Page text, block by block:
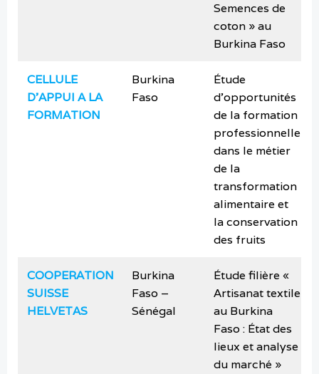
Semences de
coton » au
Burkina Faso
CELLULE
D’APPUI A LA
FORMATION
Burkina
Faso
Étude
d’opportunités
de la formation
professionnelle
dans le métier
de la
transformation
alimentaire et
la conservation
des fruits
COOPERATION
SUISSE
HELVETAS
Burkina
Faso –
Sénégal
Étude filière «
Artisanat textile
au Burkina
Faso : État des
lieux et analyse
du marché »